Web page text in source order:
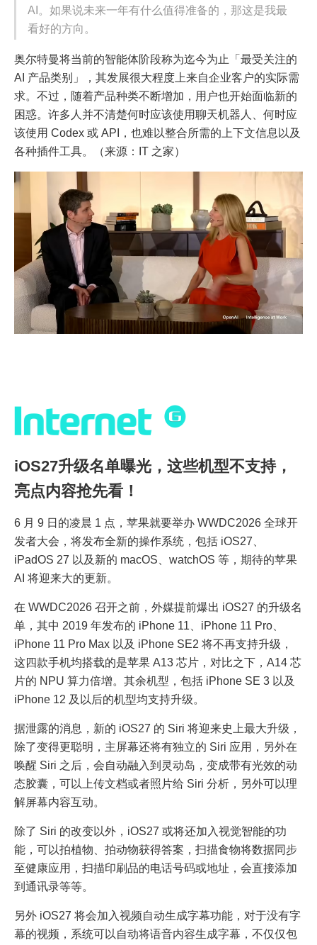
AI。如果说未来一年有什么值得准备的，那这是我最
看好的方向。
奥尔特曼将当前的智能体阶段称为迄今为止「最受关注的
AI 产品类别」，其发展很大程度上来自企业客户的实际需
求。不过，随着产品种类不断增加，用户也开始面临新的
困惑。许多人并不清楚何时应该使用聊天机器人、何时应
该使用 Codex 或 API，也难以整合所需的上下文信息以及
各种插件工具。（来源：IT 之家）
iOS27升级名单曝光，这些机型不支持，
亮点内容抢先看！
6 月 9 日的凌晨 1 点，苹果就要举办 WWDC2026 全球开
发者大会，将发布全新的操作系统，包括 iOS27、
iPadOS 27 以及新的 macOS、watchOS 等，期待的苹果
AI 将迎来大的更新。
在 WWDC2026 召开之前，外媒提前爆出 iOS27 的升级名
单，其中 2019 年发布的 iPhone 11、iPhone 11 Pro、
iPhone 11 Pro Max 以及 iPhone SE2 将不再支持升级，
这四款手机均搭载的是苹果 A13 芯片，对比之下，A14 芯
片的 NPU 算力倍增。其余机型，包括 iPhone SE 3 以及
iPhone 12 及以后的机型均支持升级。
据泄露的消息，新的 iOS27 的 Siri 将迎来史上最大升级，
除了变得更聪明，主屏幕还将有独立的 Siri 应用，另外在
唤醒 Siri 之后，会自动融入到灵动岛，变成带有光效的动
态胶囊，可以上传文档或者照片给 Siri 分析，另外可以理
解屏幕内容互动。
除了 Siri 的改变以外，iOS27 或将还加入视觉智能的功
能，可以拍植物、拍动物获得答案，扫描食物将数据同步
至健康应用，扫描印刷品的电话号码或地址，会直接添加
到通讯录等等。
另外 iOS27 将会加入视频自动生成字幕功能，对于没有字
幕的视频，系统可以自动将语音内容生成字幕，不仅仅包